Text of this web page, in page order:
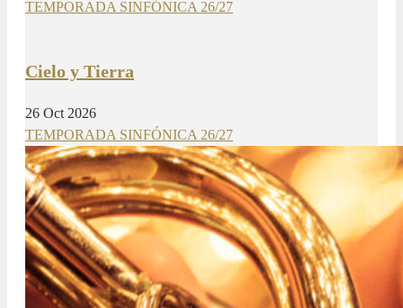
TEMPORADA SINFÓNICA 26/27
Cielo y Tierra
26 Oct 2026
TEMPORADA SINFÓNICA 26/27